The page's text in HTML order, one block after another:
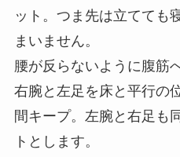
ット。つま先は立てても
まいません。
腰が反らないように腹筋
右腕と左足を床と平行の
間キープ。左腕と右足も
トとします。